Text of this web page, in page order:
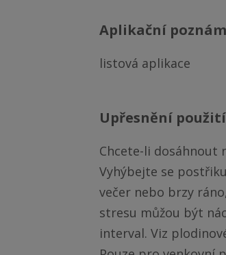
aplikační
listová aplikace
upřesnění použití
Chcete-li dosáhnout
Vyhýbejte se
večer nebo brzy
stresu můžou být
interval. Viz